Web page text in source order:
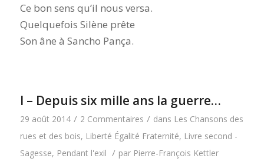
Ce bon sens qu’il nous versa.
Quelquefois Silène prête
Son âne à Sancho Pança.
I – Depuis six mille ans la guerre…
29 août 2014 / 2 Commentaires / dans Les Chansons des
rues et des bois, Liberté Égalité Fraternité, Livre second -
Sagesse, Pendant l'exil / par Pierre-François Kettler